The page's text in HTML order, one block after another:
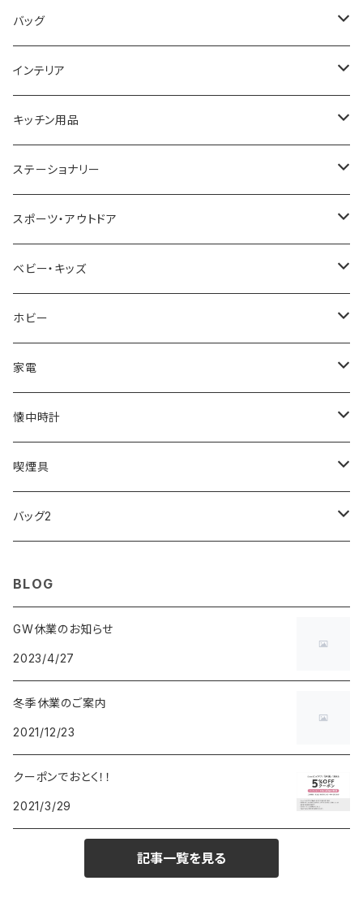
COGU
GAGA MILANO
CACTUS
TIMEX
NIXON
AVALANCHE
ORIENT
ZEPPELIN
SKAGEN
FOOTBALL WATCHES
ARCA FUTURA
DISNEY
FOREVER
CLUSE
DIESEL
MICHAEL KORS
NO BRAND
TRANSNUMBER
SAAMA HOMME
ARNOLD PALMER
MICHAEL KORS
DIESEL
ALV
Merge
ETTINGER
COACH
BVLGARI
VANQUISH
DUNHILL
BEAMZSQUARE
TOMMY HILFIGER
TIFFANY&CO
FOLLI FOLLIE
POLICE
PAUL HEWITT
22designstudio
BOTTEGA VENETA
EMPORIO ARMANI
CALVIN KLEIN
DANIEL WELLINGTON
SWAROVSKI
VIVIENNE WESTWOOD
MICHAEL KORS
MARC JACOBS
DIESEL
DAKS
栃木レザー
NIKE
DUNHILL
NEWYORKER
OROBIANCO
Ellese
COLEMAN
MONTBLANC
Fashion Accessory Cllection
ISLAND
ATLANTIC STARS
VIVIENNE WESTWOOD
POLO RALPH LAUREN
バッグ
MANHATTAN PORTAGE
United HOMME
RODANIA
BEAMZSQUARE
BLAZER CLUB
ANDY HAWARD
G GUSTO
GULLWING
LESPORTSAC
PRADA
BROMPTON
HAMILTON
INCASE
インテリア
CRYSTOCRAFT
SEIKO
CITIZEN
BRAUN
RHYTHM
BLOSSOM
MONDAINE
MAWA
その他
TANACOCORO
WOODEN
CASIO
キッチン用品
I'mD
Helios
VALENTINO VISCANI
ステーショナリー
LAMY
WATERMAN
PARKER
PELIKAN
CROSS
MONTBLANC
SWAROVSKI
SMYTHSON
スポーツ・アウトドア
Trangia
Barebones
FEUERHAND
CASIO
ベビー・キッズ
ふわりぃ
ERGO BABY
ホビー
その他
AMOS
OMMIX
COACH
家電
CREATE
TORAY
OMRON
Micol
懐中時計
MONDAINE
喫煙具
ZIPPO
バッグ2
BLOG
GW休業のお知らせ
2023/4/27
冬季休業のご案内
2021/12/23
クーポンでおとく！！
2021/3/29
記事一覧を見る